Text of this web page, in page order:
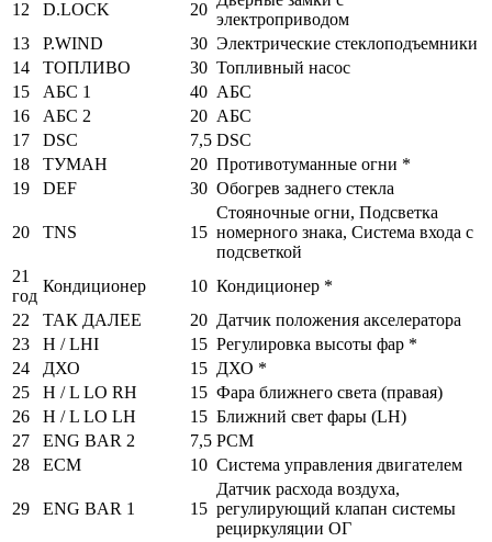
12 D.LOCK 20
электроприводом
13
P.WIND 30 Электрические стеклоподъемники
14
ТОПЛИВО 30 Топливный насос
15
АБС 1 40 АБС
16
АБС 2 20 АБС
17
DSC 7,5 DSC
18
ТУМАН 20 Противотуманные огни *
19
DEF 30 Обогрев заднего стекла
20 TNS 15
Стояночные огни, Подсветка
номерного знака, Система входа с
подсветкой
21
год
Кондиционер 10 Кондиционер *
22
ТАК ДАЛЕЕ 20 Датчик положения акселератора
23
H / LHI 15 Регулировка высоты фар *
24
ДХО 15 ДХО *
25
H / L LO RH 15 Фара ближнего света (правая)
26
H / L LO LH 15 Ближний свет фары (LH)
27
ENG BAR 2 7,5 PCM
28
ECM 10 Система управления двигателем
29 ENG BAR 1 15
Датчик расхода воздуха,
регулирующий клапан системы
рециркуляции ОГ